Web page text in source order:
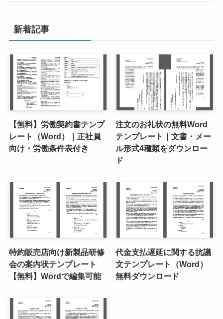
新着記事
【無料】労働契約書テンプ
レート（Word）｜正社員
向け・労働条件表付き
注文のお礼状の無料Word
テンプレート｜文書・メー
ル形式4種類をダウンロー
ド
特約販売店向け新製品研修
会の案内状テンプレート
【無料】Wordで編集可能
代金支払遅延に関する抗議
文テンプレート（Word）
無料ダウンロード